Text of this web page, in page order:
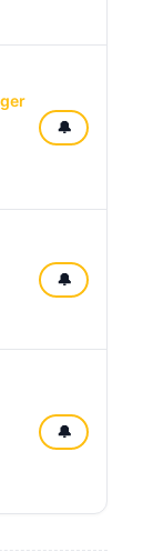
🔔
🔔
🔔